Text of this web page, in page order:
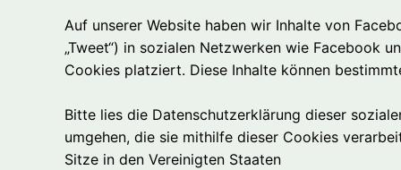
Auf unserer Website haben wir Inhalte von
„Tweet“) in sozialen Netzwerken wie Facebook
Cookies platziert. Diese Inhalte können
Bitte lies die Datenschutzerklärung dieser
umgehen, die sie mithilfe dieser Cookies
Sitze in den Vereinigten Staaten